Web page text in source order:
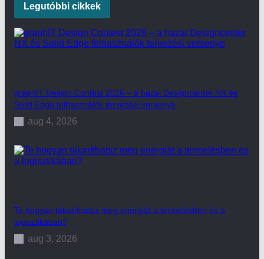
Legutóbbi cikkek
graphIT Design Contest 2026 – a hazai Designcenter NX és
Solid Edge felhasználók tervezési versenye
aug 4, 2026
Te hogyan takaríthatsz meg energiát a termelésben és a
logisztikában?
aug 3, 2026